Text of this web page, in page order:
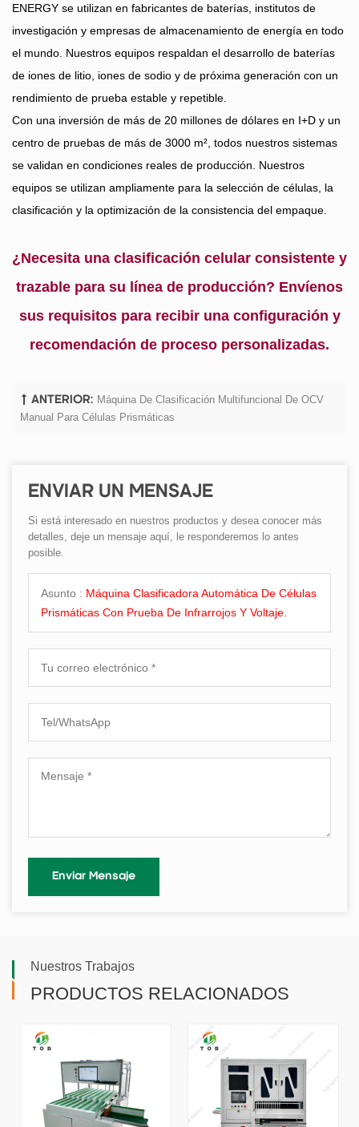
ENERGY se utilizan en fabricantes de baterías, institutos de
investigación y empresas de almacenamiento de energía en todo
el mundo. Nuestros equipos respaldan el desarrollo de baterías
de iones de litio, iones de sodio y de próxima generación con un
rendimiento de prueba estable y repetible.
Con una inversión de más de 20 millones de dólares en I+D y un
centro de pruebas de más de 3000 m², todos nuestros sistemas
se validan en condiciones reales de producción. Nuestros
equipos se utilizan ampliamente para la selección de células, la
clasificación y la optimización de la consistencia del empaque.
¿Necesita una clasificación celular consistente y
trazable para su línea de producción? Envíenos
sus requisitos para recibir una configuración y
recomendación de proceso personalizadas.
ANTERIOR: Máquina De Clasificación Multifuncional De OCV
Manual Para Células Prismáticas
ENVIAR UN MENSAJE
Si está interesado en nuestros productos y desea conocer más
detalles, deje un mensaje aquí, le responderemos lo antes
posible.
Asunto : Máquina Clasificadora Automática De Células
Prismáticas Con Prueba De Infrarrojos Y Voltaje.
Nuestros Trabajos
PRODUCTOS RELACIONADOS